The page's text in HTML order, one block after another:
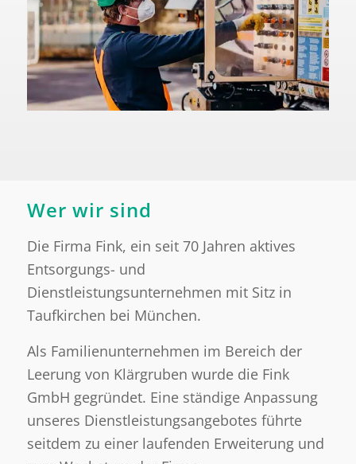
Wer wir sind
Die Firma Fink, ein seit 70 Jahren aktives
Entsorgungs- und
Dienstleistungsunternehmen mit Sitz in
Taufkirchen bei München.
Als Familienunternehmen im Bereich der
Leerung von Klärgruben wurde die Fink
GmbH gegründet. Eine ständige Anpassung
unseres Dienstleistungsangebotes führte
seitdem zu einer laufenden Erweiterung und